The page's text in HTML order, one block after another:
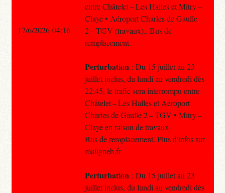
entre Châtelet – Les Halles et Mitry –
Claye • Aéroport Charles de Gaulle
2 – TGV (travaux).. Bus de
remplacement.
Perturbation : Du 15 juillet au 23
juillet inclus, du lundi au vendredi dès
22:45, le trafic sera interrompu entre
Châtelet – Les Halles et Aéroport
Charles de Gaulle 2 – TGV • Mitry –
Claye en raison de travaux.
Bus de remplacement. Plus d'infos sur
maligneb.fr
Perturbation : Du 15 juillet au 23
juillet inclus, du lundi au vendredi dès
17/6/2026 04:16